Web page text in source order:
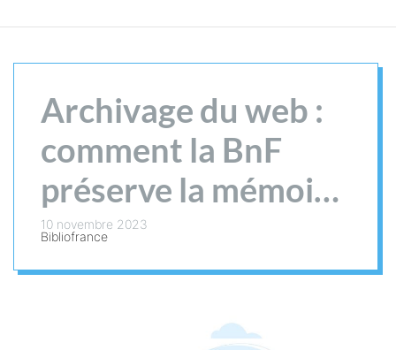
Archivage du web :
comment la BnF
préserve la mémoire
de l’Internet
français
10 novembre 2023
Bibliofrance